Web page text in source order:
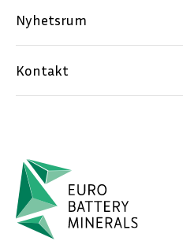
Nyhetsrum
Kontakt